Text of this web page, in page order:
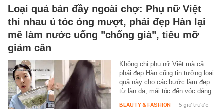
Loại quả bán đầy ngoài chợ: Phụ nữ Việt
thi nhau ủ tóc óng mượt, phái đẹp Hàn lại
mê làm nước uống "chống già", tiêu mỡ
giảm cân
Không chỉ phụ nữ Việt mà cả
phái đẹp Hàn cũng tin tưởng loại
quả này cho các bước làm đẹp
từ làn da, mái tóc đến vóc dáng.
BEAUTY & FASHION - 5 giờ trước